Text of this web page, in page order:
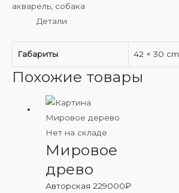
акварель собака
Детали
Габариты 42 × 30 cm
Похожие товары
Нет на складе
Мировое
древо
Авторская229000₽